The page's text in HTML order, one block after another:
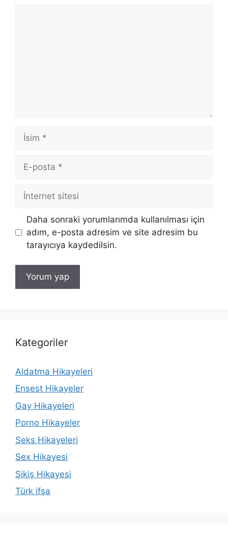
İsim
posta
İnternet
Daha sonraki yorumlarımda kullanılması için
adım, e-posta adresim ve site adresim bu
tarayıcıya kaydedilsin.
Kategoriler
Aldatma Hikayeleri
Ensest Hikayeler
Gay Hikayeleri
Porno Hikayeler
Seks Hikayeleri
Sex Hikayesi
Sikiş Hikayesi
Türk ifşa